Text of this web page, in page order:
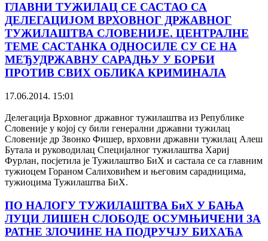
ГЛАВНИ ТУЖИЛАЦ СЕ САСТАО СА
ДЕЛЕГАЦИЈОМ ВРХОВНОГ ДРЖАВНОГ
ТУЖИЛАШТВА СЛОВЕНИЈЕ. ЦЕНТРАЛНЕ
ТЕМЕ САСТАНКА ОДНОСИЛЕ СУ СЕ НА
МЕЂУДРЖАВНУ САРАДЊУ У БОРБИ
ПРОТИВ СВИХ ОБЛИКА КРИМИНАЛА
17.06.2014. 15:01
Делегација Врховног државног тужилаштва из Републике
Словеније у којој су били генерални државни тужилац
Словеније др Звонко Фишер, врховни државни тужилац Алеш
Бутала и руководилац Специјалног тужилаштва Хариј
Фурлан, посјетила је Тужилаштво БиХ и састала се са главним
тужиоцем Гораном Салиховићем и његовим сарадницима,
тужиоцима Тужилаштва БиХ.
ПО НАЛОГУ ТУЖИЛАШТВА БиХ У БАЊА
ЛУЦИ ЛИШЕН СЛОБОДЕ ОСУМЊИЧЕНИ ЗА
РАТНЕ ЗЛОЧИНЕ НА ПОДРУЧЈУ БИХАЋА